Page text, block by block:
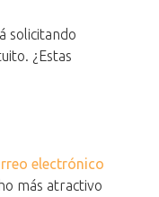
solicitando
¿Estas
electrónico
más atractivo